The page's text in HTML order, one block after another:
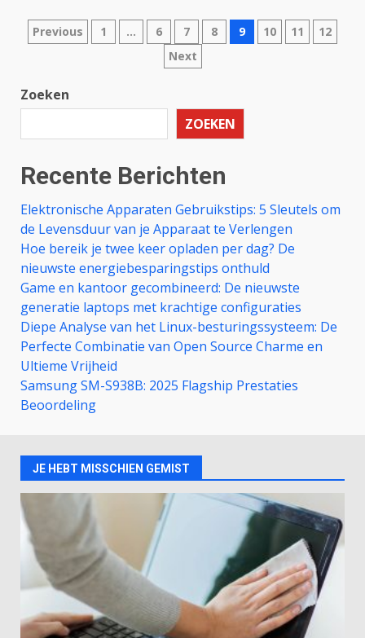
Berichten
Previous 1 … 6 7 8 9 10 11
12
Next
Zoeken
ZOEKEN
Recente Berichten
Elektronische Apparaten Gebruikstips: 5 Sleutels om
de Levensduur van je Apparaat te Verlengen
Hoe bereik je twee keer opladen per dag? De
nieuwste energiebesparingstips onthuld
Game en kantoor gecombineerd: De nieuwste
generatie laptops met krachtige configuraties
Diepe Analyse van het Linux-besturingssysteem: De
Perfecte Combinatie van Open Source Charme en
Ultieme Vrijheid
Samsung SM-S938B: 2025 Flagship Prestaties
Beoordeling
JE HEBT MISSCHIEN GEMIST